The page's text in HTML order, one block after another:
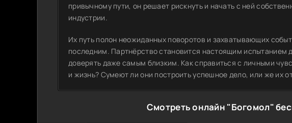
привычному пути, он решает рискнуть и начать с ней
индустрии.
Их путь полон неожиданных поворотов и захватывающих
последним. Партнёрство становится настоящим испытанием
доверять даже самым близким. Как справиться с личными
и жизнь? Сумеют ли они построить успешное дело, или же их
Смотреть онлайн "Богомол"